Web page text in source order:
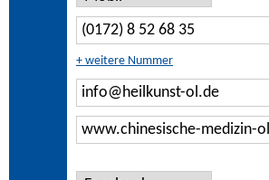
+ weitere Nummer